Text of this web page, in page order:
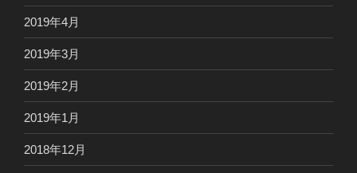
2019年4月
2019年3月
2019年2月
2019年1月
2018年12月